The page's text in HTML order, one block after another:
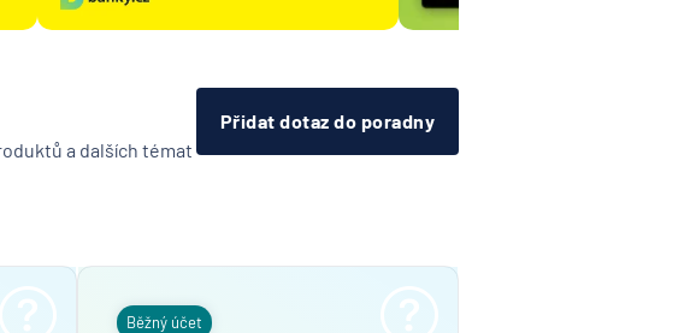
a dalších témat
Přidat dotaz do poradny
Běžný účet